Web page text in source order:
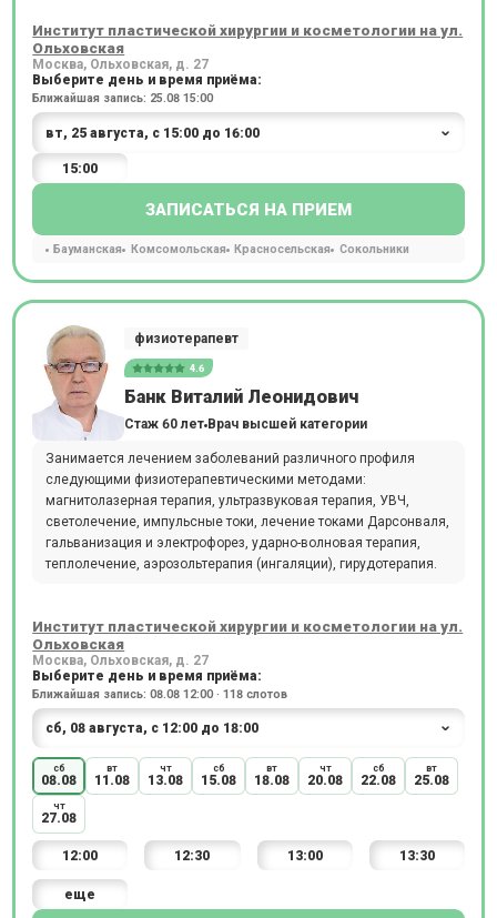
Институт пластической хирургии и косметологии на ул.
Ольховская
Москва, Ольховская, д. 27
Выберите день и время приёма:
Ближайшая запись: 25.08 15:00
15:00
ЗАПИСАТЬСЯ НА ПРИЕМ
Бауманская Комсомольская Красносельская Сокольники
физиотерапевт
4.6
Банк Виталий Леонидович
Стаж 60 лет Врач высшей категории
Занимается лечением заболеваний различного профиля
следующими физиотерапевтическими методами:
магнитолазерная терапия, ультразвуковая терапия, УВЧ,
светолечение, импульсные токи, лечение токами Дарсонваля,
гальванизация и электрофорез, ударно-волновая терапия,
теплолечение, аэрозольтерапия (ингаляции), гирудотерапия.
Институт пластической хирургии и косметологии на ул.
Ольховская
Москва, Ольховская, д. 27
Выберите день и время приёма:
Ближайшая запись: 08.08 12:00 · 118 слотов
сб
08.08
вт
11.08
чт
13.08
сб
15.08
вт
18.08
чт
20.08
сб
22.08
вт
25.08
чт
27.08
12:00 12:30 13:00 13:30
еще